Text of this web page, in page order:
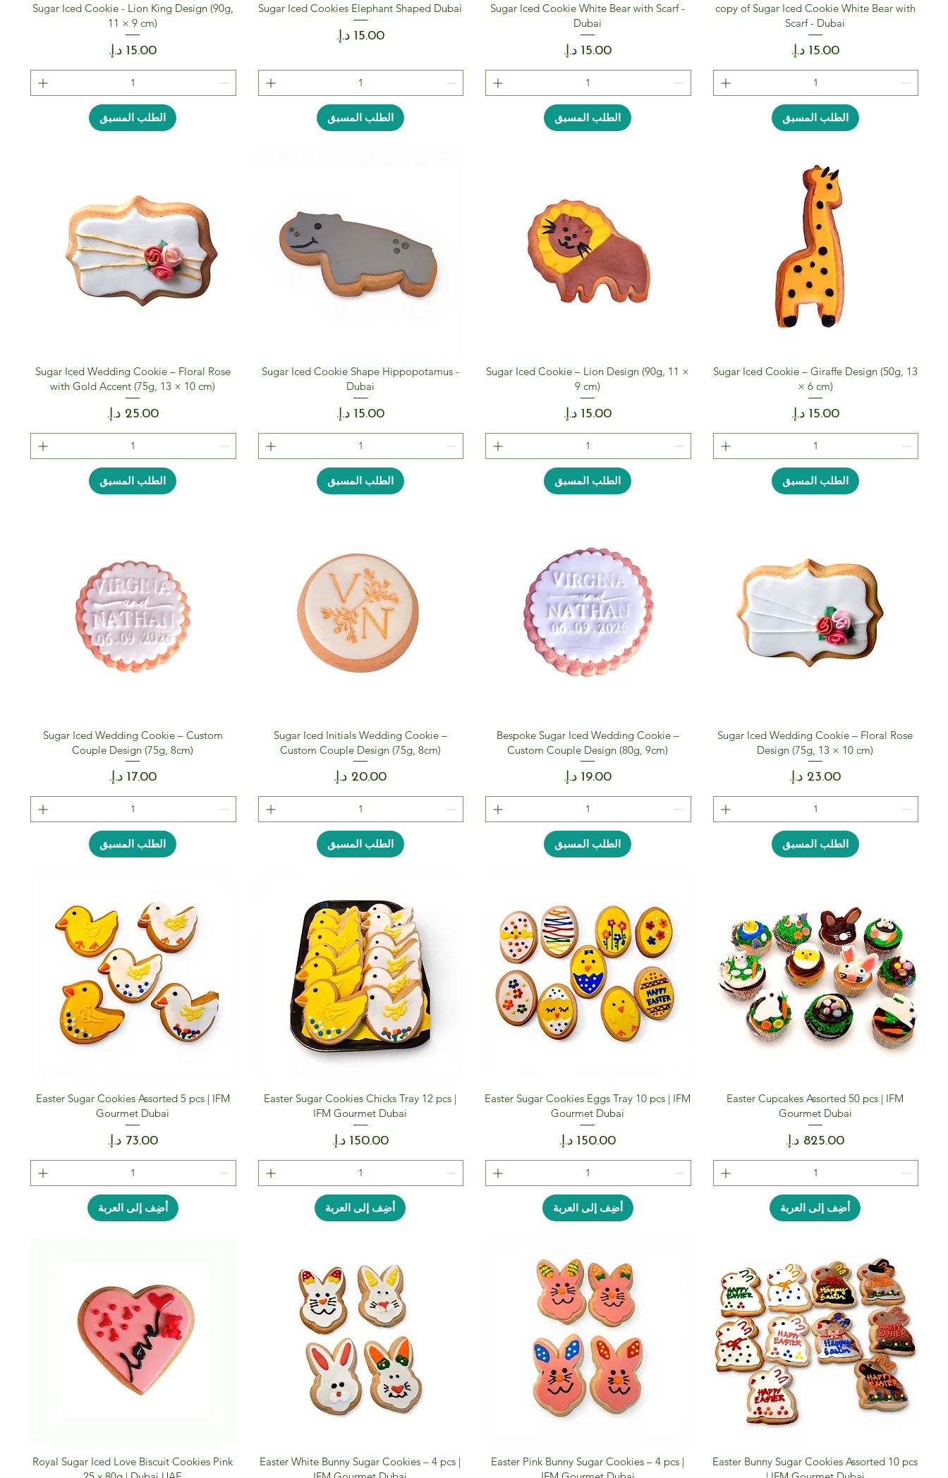
copy of Sugar Iced Cookie White Bear with
Scarf - Dubai
السعر‏15.00 د.إ.‏
الطلب المسبق
Sugar Iced Cookie White Bear with Scarf -
Dubai
السعر
الطلب المسبق
Sugar Iced Cookies Elephant Shaped Dubai
السعر‏15.00 د.إ.‏
الطلب المسبق
Sugar Iced Cookie - Lion King Design (90g,
11 × 9 cm)
السعر
الطلب المسبق
Sugar Iced Cookie – Giraffe Design (50g, 13
× 6 cm)
السعر‏15.00 د.إ.‏
الطلب المسبق
Sugar Iced Cookie – Lion Design (90g, 11 ×
9 cm)
السعر
الطلب المسبق
Sugar Iced Cookie Shape Hippopotamus -
Dubai
السعر‏15.00 د.إ.‏
الطلب المسبق
Sugar Iced Wedding Cookie – Floral Rose
with Gold Accent (75g, 13 × 10 cm)
السعر‏25.00 د.إ.‏
الطلب المسبق
Sugar Iced Wedding Cookie – Floral Rose
Design (75g, 13 × 10 cm)
السعر
الطلب المسبق
Bespoke Sugar Iced Wedding Cookie –
Custom Couple Design (80g, 9cm)
السعر
الطلب المسبق
Sugar Iced Initials Wedding Cookie –
Custom Couple Design (75g, 8cm)
السعر
الطلب المسبق
Sugar Iced Wedding Cookie – Custom
Couple Design (75g, 8cm)
السعر‏17.00 د.إ.‏
الطلب المسبق
Easter Cupcakes Assorted 50 pcs | IFM
Gourmet Dubai
السعر
أضِف إلى العربة
Easter Sugar Cookies Eggs Tray 10 pcs | IFM
Gourmet Dubai
السعر
أضِف إلى العربة
Easter Sugar Cookies Chicks Tray 12 pcs |
IFM Gourmet Dubai
السعر‏150.00 د.إ.‏
أضِف إلى العربة
Easter Sugar Cookies Assorted 5 pcs | IFM
Gourmet Dubai
السعر‏73.00 د.إ.‏
أضِف إلى العربة
Easter Bunny Sugar Cookies Assorted 10 pcs
Easter Pink Bunny Sugar Cookies – 4 pcs |
Easter White Bunny Sugar Cookies – 4 pcs |
Royal Sugar Iced Love Biscuit Cookies Pink